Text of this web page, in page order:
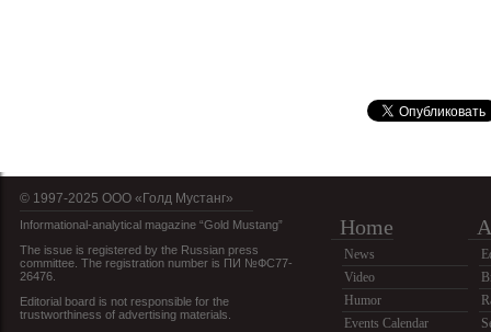
© 1997-2025 OOO «Голд Мустанг»
Informational-analytical magazine “Gold Mustang”
The issue is registered by the Russian press
committee. The registration number is ПИ №ФС77-
26476.
Editorial board is not responsible for the
trustworthiness of advertising materials.
Home
News
Video
Humor
Events Calendar